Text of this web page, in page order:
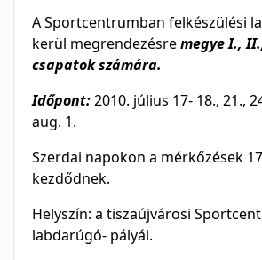
A Sportcentrumban felkészülési
kerül megrendezésremegye I.,
csapatok számára.
Időpont:2010. július 17- 18., 21.,
aug. 1.
Szerdai napokon a mérkőzések
kezdődnek.
Helyszín: a tiszaújvárosi
labdarúgó- pályái.